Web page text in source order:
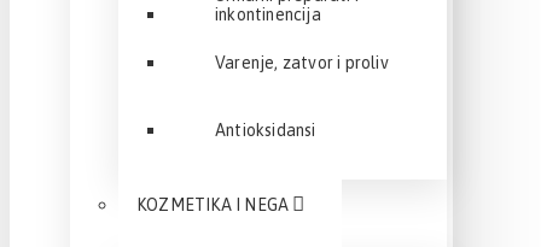
inkontinencija
Varenje, zatvor i proliv
Antioksidansi
KOZMETIKA I NEGA